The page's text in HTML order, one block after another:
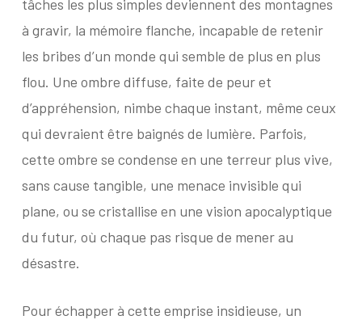
tâches les plus simples deviennent des montagnes
à gravir, la mémoire flanche, incapable de retenir
les bribes d’un monde qui semble de plus en plus
flou. Une ombre diffuse, faite de peur et
d’appréhension, nimbe chaque instant, même ceux
qui devraient être baignés de lumière. Parfois,
cette ombre se condense en une terreur plus vive,
sans cause tangible, une menace invisible qui
plane, ou se cristallise en une vision apocalyptique
du futur, où chaque pas risque de mener au
désastre.
Pour échapper à cette emprise insidieuse, un